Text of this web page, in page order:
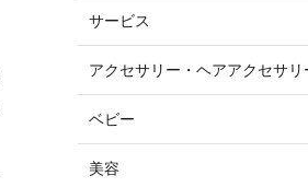
サービス
アクセサリー・ヘアアクセサリ
ベビー
美容